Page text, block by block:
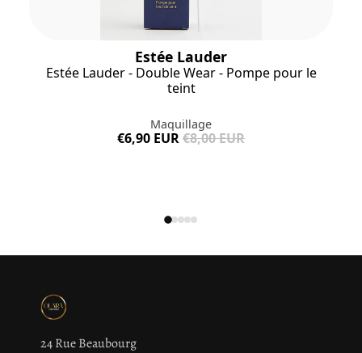
veuillez consulter l'emballage du produit acheté.
Estée Lauder
Estée Lauder - Double Wear - Pompe pour le
teint
Maquillage
€6,90 EUR€8,00 EUR
24 Rue Beaubourg